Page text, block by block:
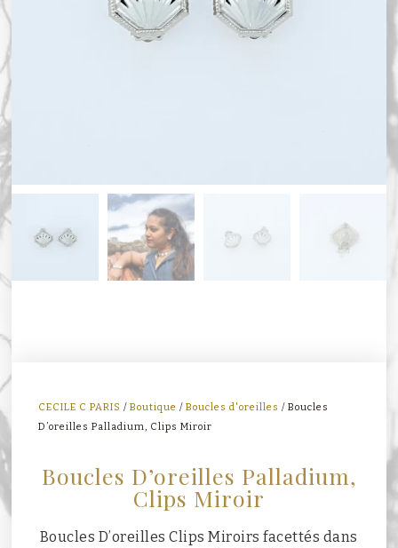
CECILE C PARIS /Boutique /Boucles d'oreilles / Boucles
D’oreilles Palladium, Clips Miroir
Boucles D’oreilles Palladium,
Clips Miroir
Boucles D’oreilles Clips Miroirs facettés dans